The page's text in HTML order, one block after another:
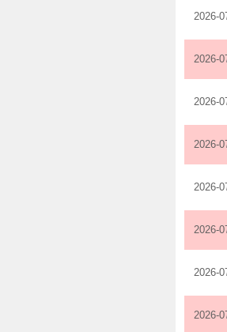
2026-
2026-
2026-
2026-
2026-
2026-
2026-
2026-